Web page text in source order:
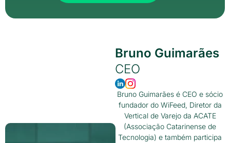
Bruno Guimarães
CEO
Bruno Guimarães é CEO e sócio
fundador do WiFeed, Diretor da
Vertical de Varejo da ACATE
(Associação Catarinense de
Tecnologia) e também participa